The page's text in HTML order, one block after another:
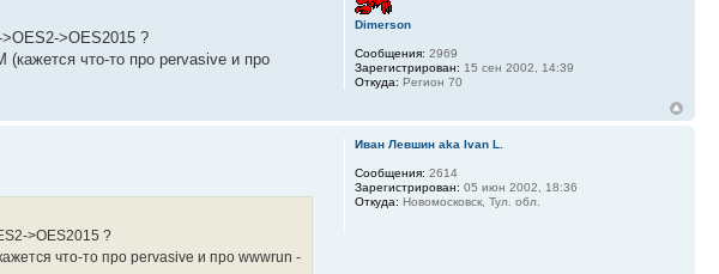
>OES2015 ?
что-то про pervasive и про
Dimerson
Сообщения: 2969
Зарегистрирован: 15 сен 2002, 14:39
Откуда: Регион 70
>OES2015 ?
что-то про pervasive и про wwwrun -
Иван Левшин aka Ivan L.
Сообщения: 2614
Зарегистрирован: 05 июн 2002, 18:36
Откуда: Новомосковск, Тул. обл.